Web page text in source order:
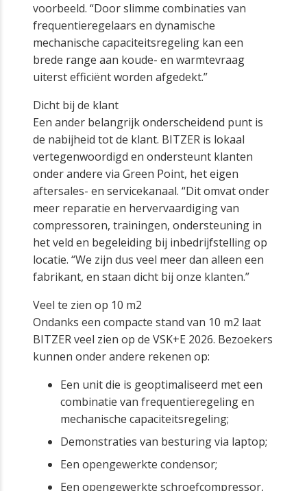
voorbeeld. “Door slimme combinaties van
frequentieregelaars en dynamische
mechanische capaciteitsregeling kan een
brede range aan koude- en warmtevraag
uiterst efficiënt worden afgedekt.”
Dicht bij de klant
Een ander belangrijk onderscheidend punt is
de nabijheid tot de klant. BITZER is lokaal
vertegenwoordigd en ondersteunt klanten
onder andere via Green Point, het eigen
aftersales- en servicekanaal. “Dit omvat onder
meer reparatie en hervervaardiging van
compressoren, trainingen, ondersteuning in
het veld en begeleiding bij inbedrijfstelling op
locatie. “We zijn dus veel meer dan alleen een
fabrikant, en staan dicht bij onze klanten.”
Veel te zien op 10 m2
Ondanks een compacte stand van 10 m2 laat
BITZER veel zien op de VSK+E 2026. Bezoekers
kunnen onder andere rekenen op:
Een unit die is geoptimaliseerd met een
combinatie van frequentieregeling en
mechanische capaciteitsregeling;
Demonstraties van besturing via laptop;
Een opengewerkte condensor;
Een opengewerkte schroefcompressor,